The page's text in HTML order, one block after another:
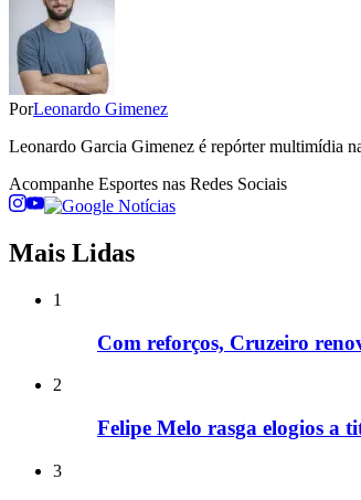
PorLeonardo Gimenez
Leonardo Garcia Gimenez é repórter multimídia
Acompanhe Esportes nas Redes Sociais
Mais Lidas
1
Com reforços, Cruzeiro
2
Felipe Melo rasga elogios a
3